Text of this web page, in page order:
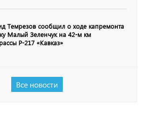
Темрезов сообщил о ходе капремонта
Малый Зеленчук на 42-м км
Р-217 «Кавказ»
Все новости